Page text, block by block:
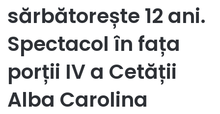
sărbătorește 12 ani.
Spectacol în fața
porții IV a Cetății
Alba Carolina